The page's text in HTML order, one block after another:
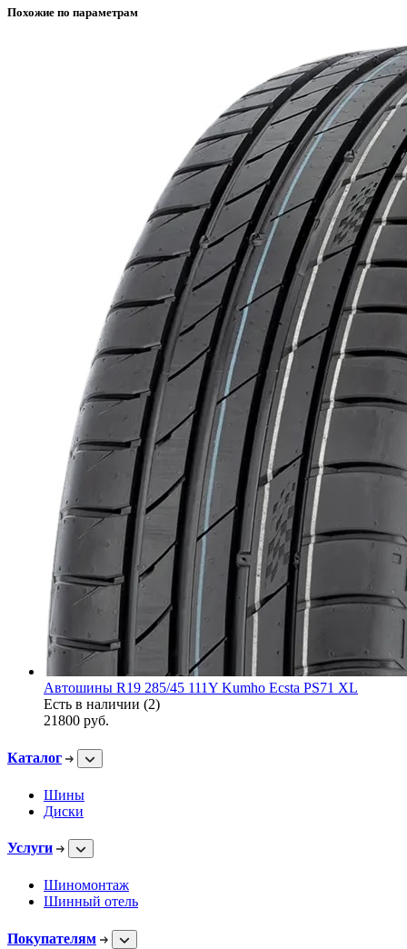
Похожие по параметрам
Автошины R19 285/45 111Y Kumho Ecsta PS71 XL
Есть в наличии (2)
21800 руб.
Каталог
Шины
Диски
Услуги
Шиномонтаж
Шинный отель
Покупателям